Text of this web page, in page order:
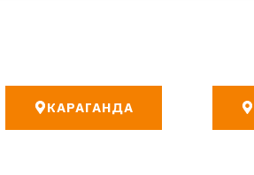
КАРАГАНДА